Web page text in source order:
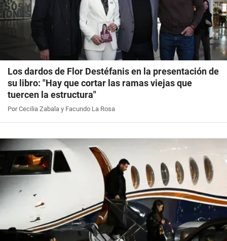
Los dardos de Flor Destéfanis en la presentación de
su libro: "Hay que cortar las ramas viejas que
tuercen la estructura"
Por Cecilia Zabala y Facundo La Rosa